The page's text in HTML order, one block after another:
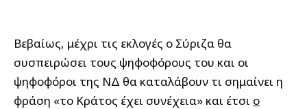
Βεβαίως, μέχρι τις εκλογές ο Σύριζα θα
συσπειρώσει τους ψηφοφόρους του και οι
ψηφοφόροι της ΝΔ θα καταλάβουν τι σημαίνει η
φράση «το Κράτος έχει συνέχεια» και έτσι ο